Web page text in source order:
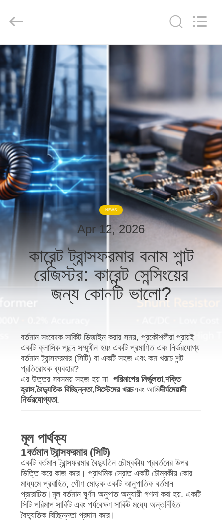
বাড়ি
পণ্য
ভিডিও
আমাদের
সম্বন্ধে
কারখানা
পরিদর্শন
গুণমান
নিয়ন্ত্রণ
আমাদের
করুন
মামলা
একটি
উদ্ধৃতি
অনুরোধ
করুন
Enterprise
Co.,Ltd.
Reserved.
NEWS
Apr 12, 2026
কারেন্ট ট্রান্সফরমার বনাম শান্ট
রেজিস্টর: কারেন্ট সেন্সিংয়ের
জন্য কোনটি ভালো?
বর্তমান সংবেদক সার্কিট ডিজাইন করার সময়, প্রকৌশলীরা প্রায়ই
একটি ক্লাসিক পছন্দ সম্মুখীন হয়ঃ একটি প্রমাণিত এবং নির্ভরযোগ্য
বর্তমান ট্রান্সফরমার (সিটি) বা একটি সহজ এবং কম খরচে শন্ট
প্রতিরোধক ব্যবহার?
এর উত্তর সবসময় সহজ হয় না। পরিমাপের নির্ভুলতা,শক্তি
হ্রাস,বৈদ্যুতিক বিচ্ছিন্নতা,সিস্টেমের খরচএবং আমিদীর্ঘমেয়াদী
নির্ভরযোগ্যতা.
মূল পার্থক্য
1বর্তমান ট্রান্সফরমার (সিটি)
একটি বর্তমান ট্রান্সফরমার বৈদ্যুতিন চৌম্বকীয় প্রবর্তনের উপর
ভিত্তি করে কাজ করে। প্রাথমিক স্রোত একটি চৌম্বকীয় কোর
মাধ্যমে প্রবাহিত, গৌণ মোড়ক একটি আনুপাতিক বর্তমান
প্ররোচিত।মূল বর্তমান ঘূর্ণন অনুপাত অনুযায়ী গণনা করা হয়. একটি
সিটি পরিমাপ সার্কিট এবং পর্যবেক্ষণ সার্কিট মধ্যে অন্তর্নিহিত
বৈদ্যুতিক বিচ্ছিন্নতা প্রদান করে।